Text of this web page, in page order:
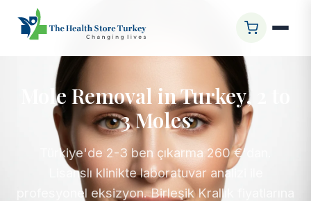
Mole Removal in Turkey, 2 to
3 Moles
Türkiye'de 2-3 ben çıkarma 260 €'dan.
Lisanslı klinikte laboratuvar analizi ile
profesyonel eksizyon. Birleşik Krallık fiyatlarına